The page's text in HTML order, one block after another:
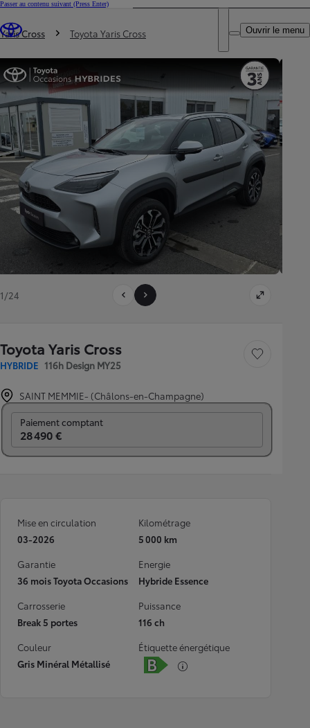
Passer au contenu suivant (Press Enter)
Trouvez un partenaire Toyota
DEALER NAME
Ouvrir le menu
Vous êtes ici
Yaris Cross Toyota Yaris Cross
1/24
Toyota Yaris Cross
HYBRIDE 116h Design MY25
Sauvegarder le
SAINT MEMMIE- (Châlons-en-Champagne)
Paiement comptant
28 490 €
Mise en circulation
03-2026
Kilométrage
5 000 km
Garantie
36 mois Toyota Occasions
Energie
Hybride Essence
Carrosserie
Break 5 portes
Puissance
116 ch
Couleur
Gris Minéral Métallisé
Étiquette énergétique